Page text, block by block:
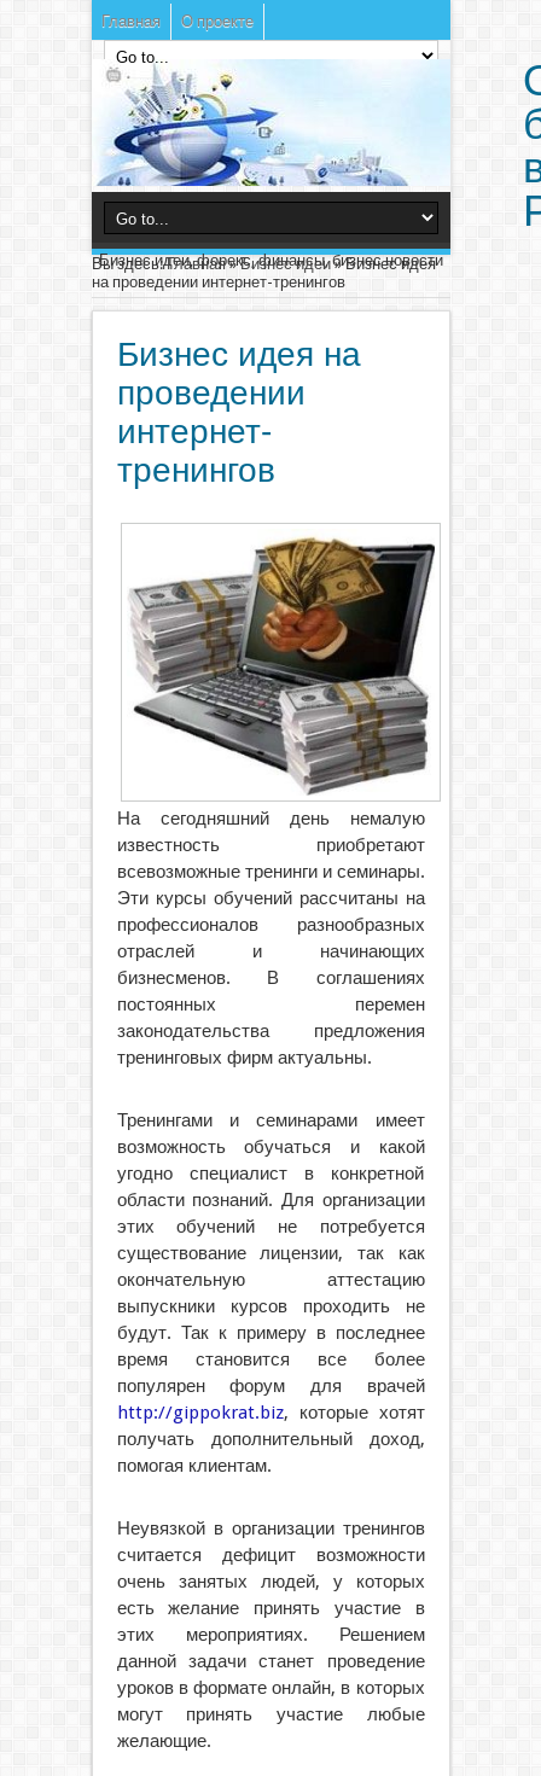
Главная О проекте
Бизнес идеи, форекс, финансы, бизнес новости
Вы здесь:Главная»Бизнес идеи»Бизнес идея
на проведении интернет-тренингов
Бизнес идея на
проведении
интернет-
тренингов
На сегодняшний день немалую
известность приобретают
всевозможные тренинги и семинары.
Эти курсы обучений рассчитаны на
профессионалов разнообразных
отраслей и начинающих
бизнесменов. В соглашениях
постоянных перемен
законодательства предложения
тренинговых фирм актуальны.
Тренингами и семинарами имеет
возможность обучаться и какой
угодно специалист в конкретной
области познаний. Для организации
этих обучений не потребуется
существование лицензии, так как
окончательную аттестацию
выпускники курсов проходить не
будут. Так к примеру в последнее
время становится все более
популярен форум для врачей
http://gippokrat.biz, которые хотят
получать дополнительный доход,
помогая клиентам.
Неувязкой в организации тренингов
считается дефицит возможности
очень занятых людей, у которых
есть желание принять участие в
этих мероприятиях. Решением
данной задачи станет проведение
уроков в формате онлайн, в которых
могут принять участие любые
желающие.